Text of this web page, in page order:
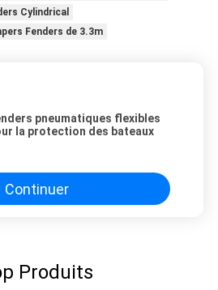
Cylindrical
Fenders de 3.3m
pneumatiques flexibles
la protection des bateaux
Continuer
Produits